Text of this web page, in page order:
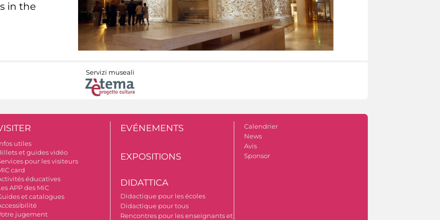
in the
Servizi museali
utiles
et guides vidéo
pour les visiteurs
card
éducatives
APP des MiC
et catalogues
jugement
EVÉNEMENTS
EXPOSITIONS
DIDATTICA
Didactique pour les écoles
Didactique pour tous
Rencontres pour les enseignants et
Calendrier
News
Avis
Sponsor